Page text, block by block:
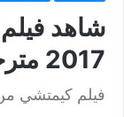
2017 مترجم
فيلم كيمتشي